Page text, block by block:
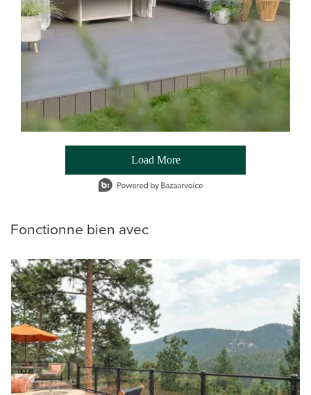
Load More
- Media Gallery
1 of 54 total items loaded in Media Gallery
Fonctionne bien avec